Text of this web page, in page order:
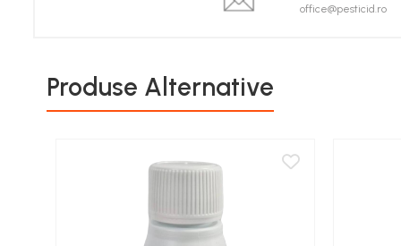
Pepeni
office@pesticid.ro
Produse Alternative